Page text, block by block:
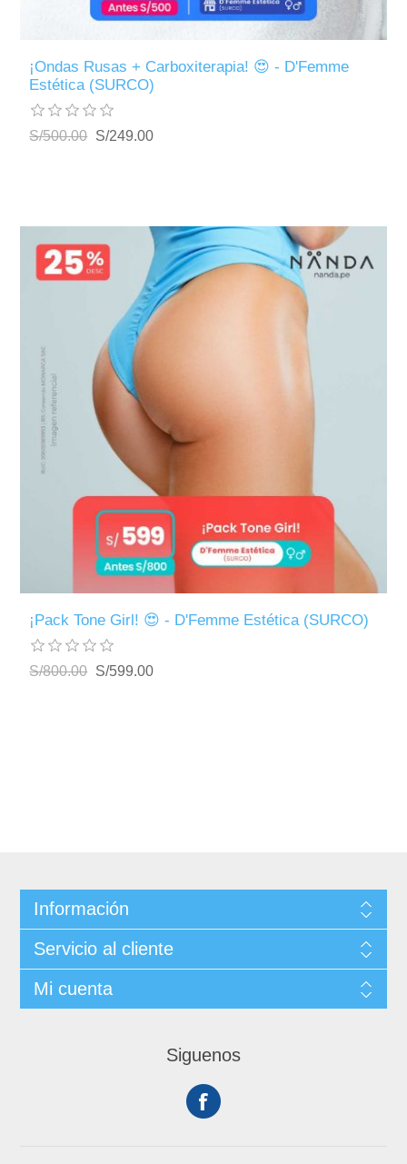
¡Ondas Rusas + Carboxiterapia! 😍 - D'Femme
Estética (SURCO)
S/500.00 S/249.00
¡Pack Tone Girl! 😍 - D'Femme Estética (SURCO)
S/800.00 S/599.00
Información
Servicio al cliente
Mi cuenta
Siguenos